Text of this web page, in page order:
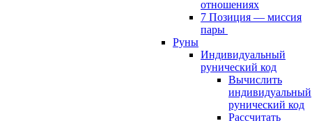
отношениях
7 Позиция — миссия
пары
Руны
Индивидуальный
рунический код
Вычислить
индивидуальный
рунический код
Рассчитать